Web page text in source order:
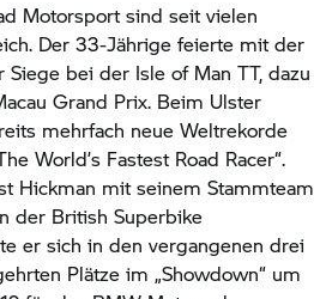
Motorsport sind seit vielen
Der 33-Jährige feierte mit der
Siege bei der Isle of Man TT, dazu
Grand Prix. Beim Ulster
mehrfach neue Weltrekorde
World’s Fastest Road Racer“.
Hickman mit seinem Stammteam
der British Superbike
er sich in den vergangenen drei
Plätze im „Showdown“ um